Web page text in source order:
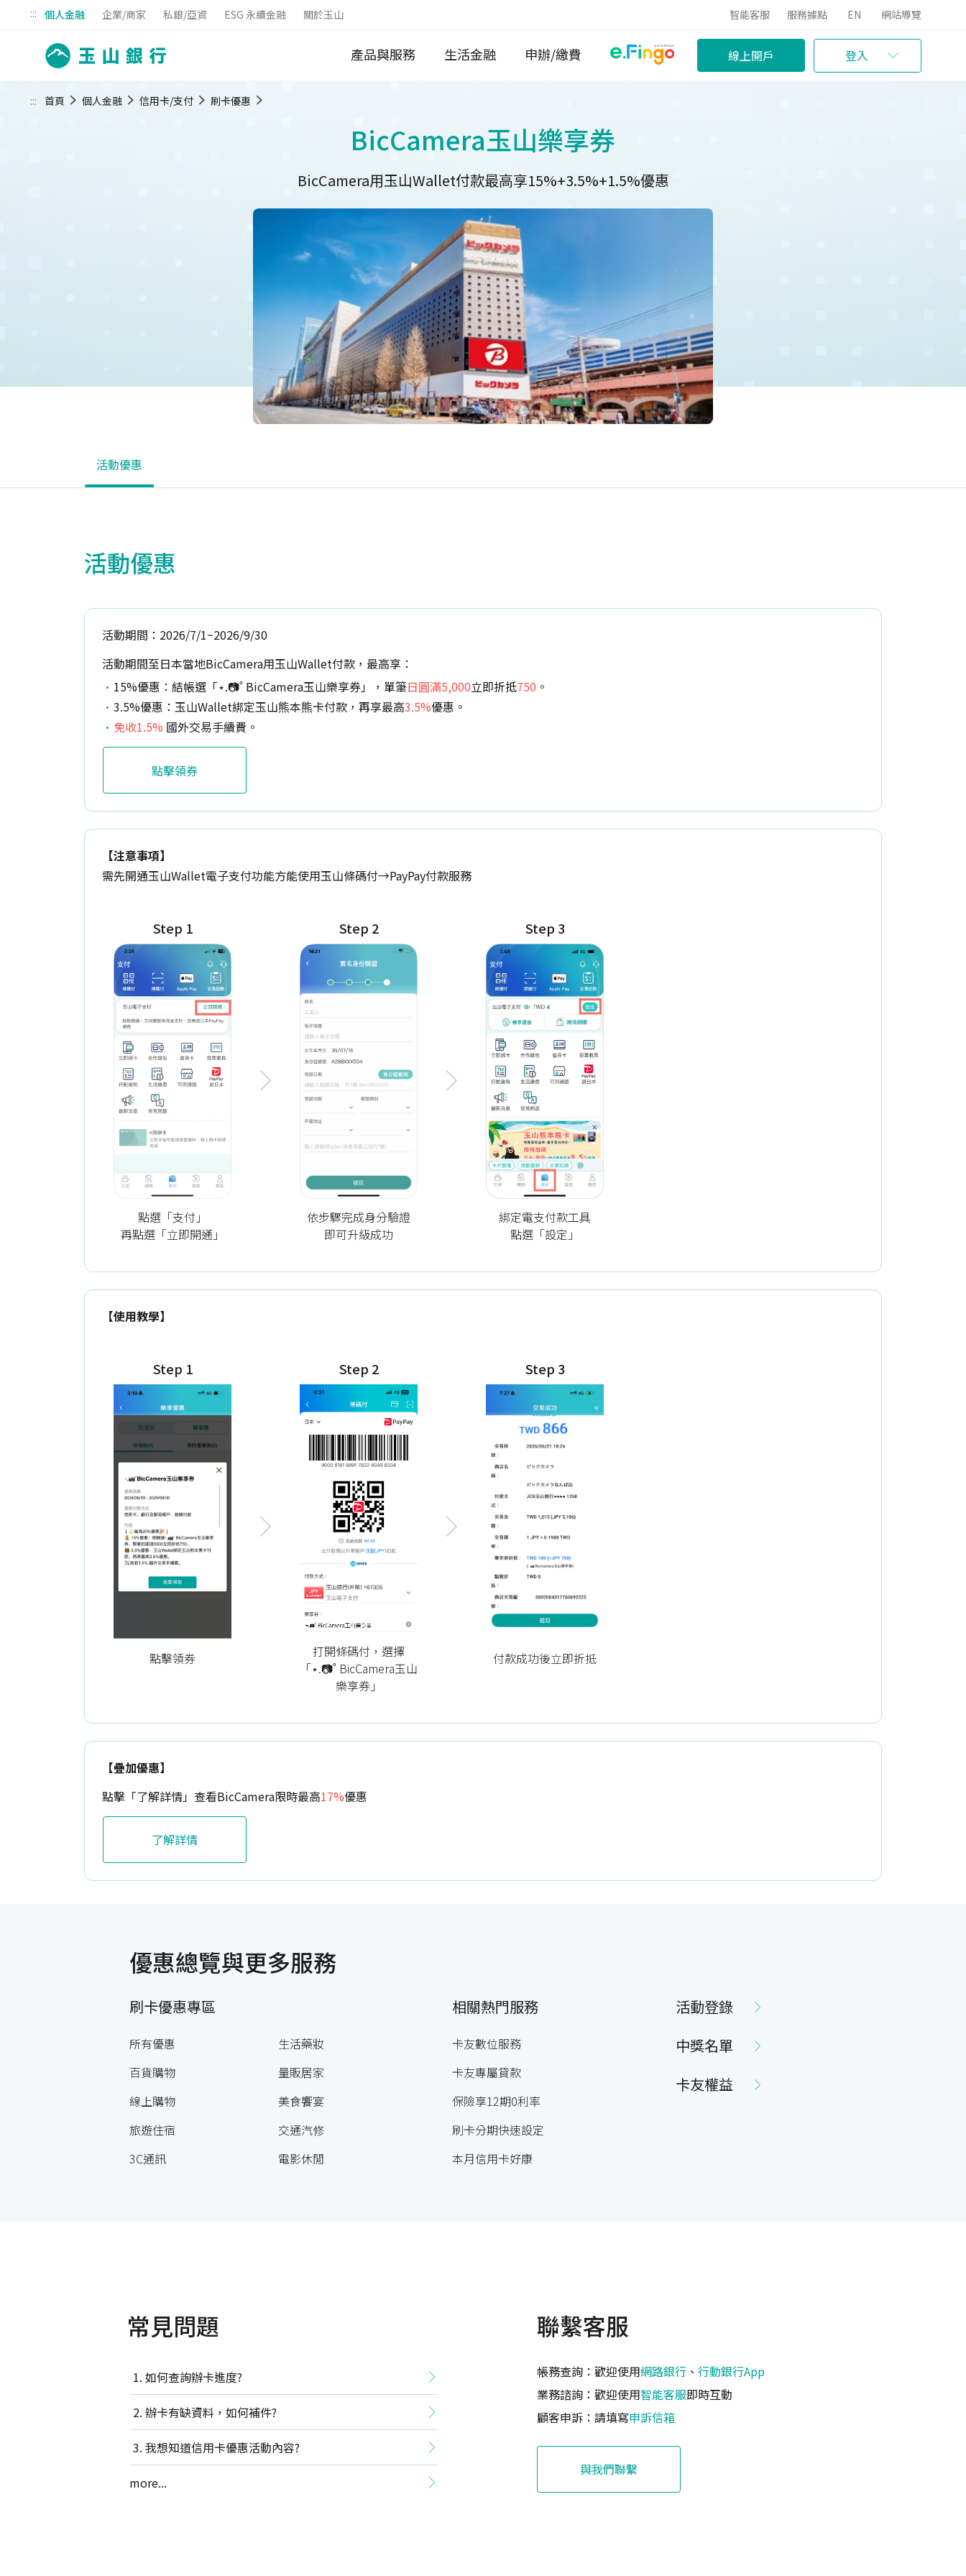
::: 個人金融 企業/商家 私銀/亞資 ESG 永續金融 關於玉山 智能客服 服務據點 EN 網站導覽
產品與服務 生活金融 申辦/繳費 線上開戶 登入
:::
BicCamera玉山樂享券
BicCamera用玉山Wallet付款最高享15%+3.5%+1.5%優惠
首頁 個人金融 信用卡/支付 刷卡優惠
活動優惠
活動優惠
活動期間：2026/7/1~2026/9/30
活動期間至日本當地BicCamera用玉山Wallet付款，最高享：
15%優惠：結帳選「⋆.📷˚ BicCamera玉山樂享券」，單筆日圓滿5,000立即折抵750 。
3.5%優惠：玉山Wallet綁定玉山熊本熊卡付款，再享最高3.5%優惠。
免收1.5% 國外交易手續費。
點擊領券
【注意事項】
需先開通玉山Wallet電子支付功能方能使用玉山條碼付→PayPay付款服務
Step 1
點選「支付」
再點選「立即開通」
Step 2
依步驟完成身分驗證
即可升級成功
Step 3
綁定電支付款工具
點選「設定」
【使用教學】
Step 1
點擊領券
Step 2
打開條碼付，選擇
「⋆.📷˚ BicCamera玉山
樂享券」
Step 3
付款成功後立即折抵
【疊加優惠】
點擊「了解詳情」查看BicCamera限時最高17%優惠
了解詳情
優惠總覽與更多服務
刷卡優惠專區
所有優惠
百貨購物
線上購物
旅遊住宿
3C通訊
生活藥妝
量販居家
美食饗宴
交通汽修
電影休閒
相關熱門服務
卡友數位服務
卡友專屬貸款
保險享12期0利率
刷卡分期快速設定
本月信用卡好康
活動登錄
中獎名單
卡友權益
常見問題
如何查詢辦卡進度?
辦卡有缺資料，如何補件?
我想知道信用卡優惠活動內容?
more...
聯繫客服
帳務查詢：歡迎使用網路銀行 、 行動銀行App
業務諮詢：歡迎使用智能客服即時互動
顧客申訴：請填寫申訴信箱
與我們聯繫